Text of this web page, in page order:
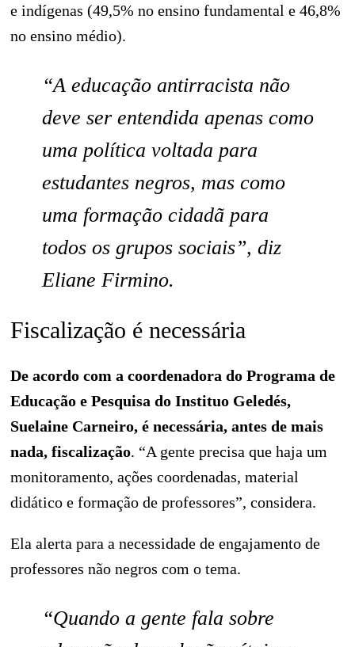
e indígenas (49,5% no ensino fundamental e 46,8%
no ensino médio).
“A educação antirracista não
deve ser entendida apenas como
uma política voltada para
estudantes negros, mas como
uma formação cidadã para
todos os grupos sociais”, diz
Eliane Firmino.
Fiscalização é necessária
De acordo com a coordenadora do Programa de
Educação e Pesquisa do Instituo Geledés,
Suelaine Carneiro, é necessária, antes de mais
nada, fiscalização. “A gente precisa que haja um
monitoramento, ações coordenadas, material
didático e formação de professores”, considera.
Ela alerta para a necessidade de engajamento de
professores não negros com o tema.
“Quando a gente fala sobre